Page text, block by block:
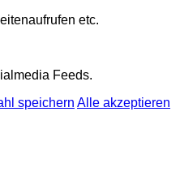
etc.
Feeds.
speichern Alle akzeptieren